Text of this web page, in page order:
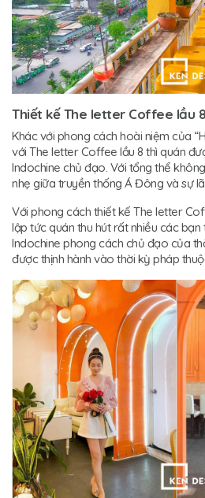
Thiết kế The letter Coffee lầu
Khác với phong cách hoài niệm của
với The letter Coffee lầu 8 thì quán
Indochine chủ đạo. Với tổng thể
nhẹ giữa truyền thống Á Đông và sự
Với phong cách thiết kế The letter
lập tức quán thu hút rất nhiều các bạn
Indochine phong cách chủ đạo của
được thịnh hành vào thời kỳ pháp